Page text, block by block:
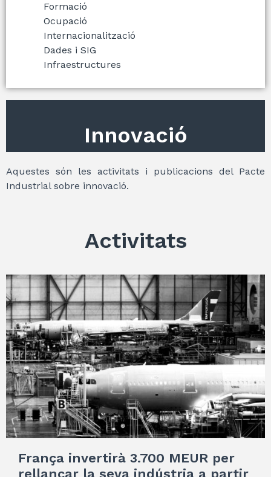
Formació
Ocupació
Internacionalització
Dades i SIG
Infraestructures
Innovació
Aquestes són les activitats i publicacions del Pacte
Industrial sobre innovació.
Activitats
França invertirà 3.700 MEUR per
rellançar la seva indústria a partir